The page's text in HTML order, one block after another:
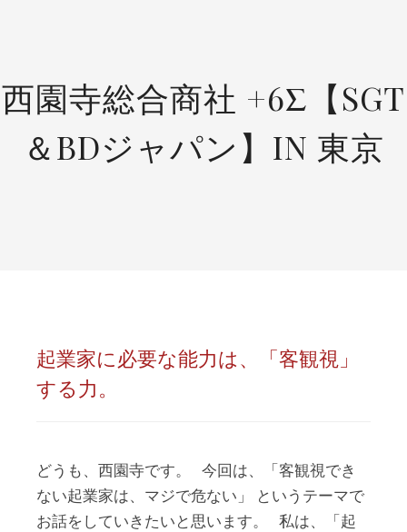
西園寺総合商社 +6Σ【SGT
＆BDジャパン】IN 東京
起業家に必要な能力は、「客観視」
する力。
どうも、西園寺です。 今回は、「客観視でき
ない起業家は、マジで危ない」 というテーマで
お話をしていきたいと思います。 私は、「起